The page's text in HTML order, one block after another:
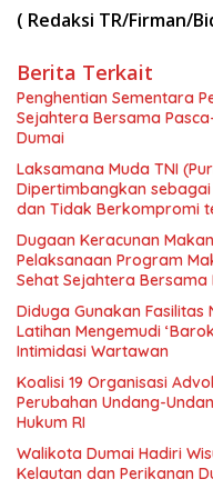
( Redaksi TR/Firman/
Berita Terkait
Penghentian Sementara
Sejahtera Bersama
Dumai
Laksamana Muda TNI
Dipertimbangkan
dan Tidak Berkompromi
Dugaan Keracunan
Pelaksanaan Program
Sehat Sejahtera Bersama
Diduga Gunakan Fasilitas
Latihan Mengemudi
Intimidasi Wartawan
Koalisi 19 Organisasi
Perubahan Undang-
Hukum RI
Walikota Dumai Hadiri
Kelautan dan Perikanan